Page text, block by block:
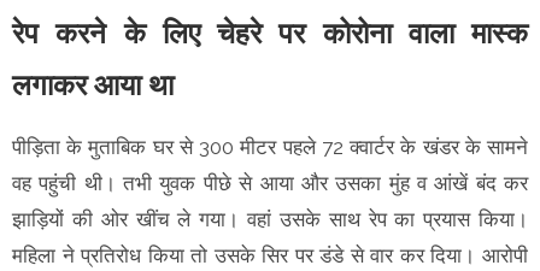
रेप करने के लिए चेहरे पर कोरोना वाला मास्क
लगाकर आया था
पीड़िता के मुताबिक घर से 300 मीटर पहले 72 क्वार्टर के खंडर के सामने
वह पहुंची थी। तभी युवक पीछे से आया और उसका मुंह व आंखें बंद कर
झाड़ियों की ओर खींच ले गया। वहां उसके साथ रेप का प्रयास किया।
महिला ने प्रतिरोध किया तो उसके सिर पर डंडे से वार कर दिया। आरोपी